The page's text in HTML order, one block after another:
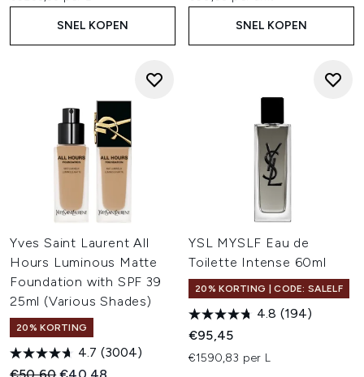
SNEL KOPEN SNEL KOPEN
Yves Saint Laurent All
Hours Luminous Matte
Foundation with SPF 39
25ml (Various Shades)
20% KORTING
4.7 (3004)
Recommended Retail Price:
€50,60Huidige prijs:
€40,48
YSL MYSLF Eau de
Toilette Intense 60ml
20% KORTING | CODE: SALELF
4.8 (194)
€95,45
€1590,83 per L